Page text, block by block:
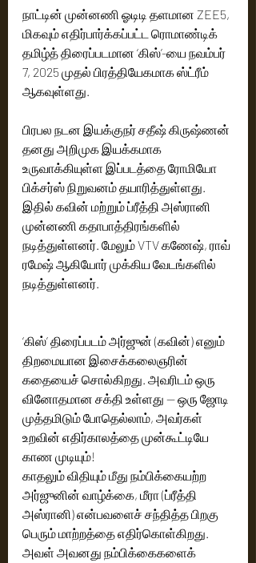
நாட்டின் முன்னணி ஓடிடி தளமான ZEE5,
மிகவும் எதிர்பார்க்கப்பட்ட ரொமாண்டிக்
தமிழ்த் திரைப்படமான ‘கிஸ்’-யை நவம்பர்
7, 2025 முதல் பிரத்தியேகமாக ஸ்ட்ரீம்
ஆகவுள்ளது.
பிரபல நடன இயக்குநர் சதீஷ் கிருஷ்ணன்
தனது அறிமுக இயக்கமாக
உருவாக்கியுள்ள இப்படத்தை ரோமியோ
பிக்சர்ஸ் நிறுவனம் தயாரித்துள்ளது.
இதில் கவின் மற்றும் ப்ரீத்தி அஸ்ரானி
முன்னணி கதாபாத்திரங்களில்
நடித்துள்ளனர். மேலும் VTV கணேஷ், ராவ்
ரமேஷ் ஆகியோர் முக்கிய வேடங்களில்
நடித்துள்ளனர்.
‘கிஸ்’ திரைப்படம் அர்ஜுன் (கவின்) எனும்
திறமையான இசைக்கலைஞரின்
கதையைச் சொல்கிறது. அவரிடம் ஒரு
வினோதமான சக்தி உள்ளது — ஒரு ஜோடி
முத்தமிடும் போதெல்லாம், அவர்கள்
உறவின் எதிர்காலத்தை முன்கூட்டியே
காண முடியும்!
காதலும் விதியும் மீது நம்பிக்கையற்ற
அர்ஜுனின் வாழ்க்கை, மீரா (ப்ரீத்தி
அஸ்ரானி) என்பவளைச் சந்தித்த பிறகு
பெரும் மாற்றத்தை எதிர்கொள்கிறது.
அவள் அவனது நம்பிக்கைகளைக்